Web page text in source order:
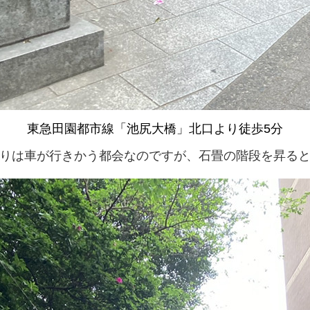
東急田園都市線「池尻大橋」北口より徒歩5分
は車が行きかう都会なのですが、石畳の階段を昇る